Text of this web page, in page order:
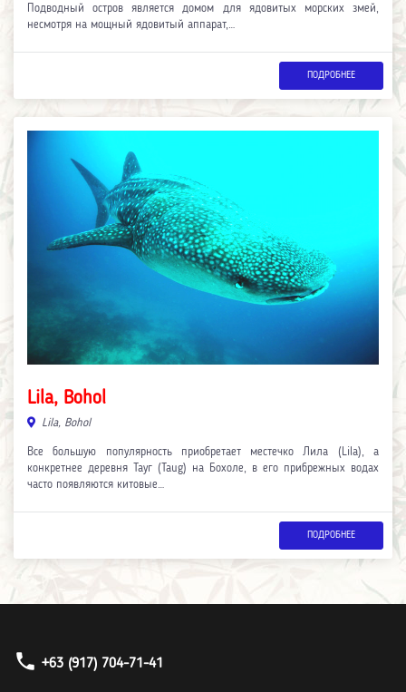
Подводный остров является домом для ядовитых морских змей,
несмотря на мощный ядовитый аппарат,…
ПОДРОБНЕЕ
Lila, Bohol
Lila, Bohol
Все большую популярность приобретает местечко Лила (Lila), а
конкретнее деревня Тауг (Taug) на Бохоле, в его прибрежных водах
часто появляются китовые…
ПОДРОБНЕЕ
phone +63 (917) 704-71-41